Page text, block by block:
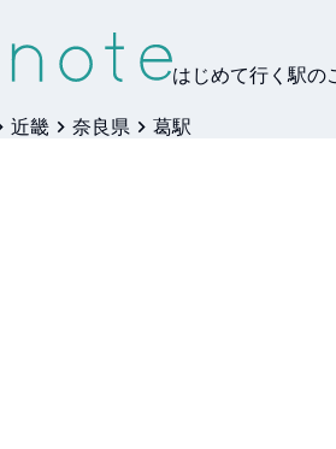
はじめて行く駅の
近畿 奈良県 葛駅